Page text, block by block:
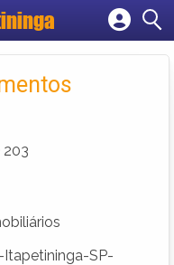
empresa
203
Itapetininga-SP-